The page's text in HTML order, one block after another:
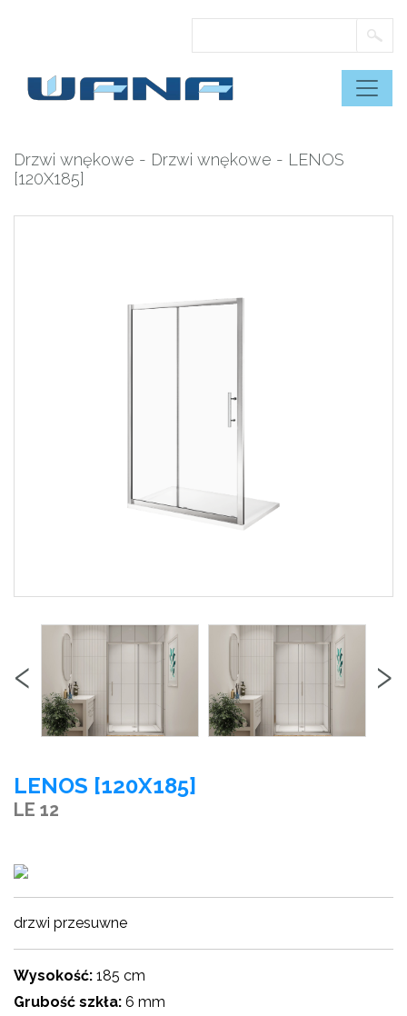
Drzwi wnękowe - Drzwi wnękowe - LENOS
[120X185]
‹ ›
LENOS [120X185]
LE 12
drzwi przesuwne
Wysokość: 185 cm
Grubość szkła: 6 mm